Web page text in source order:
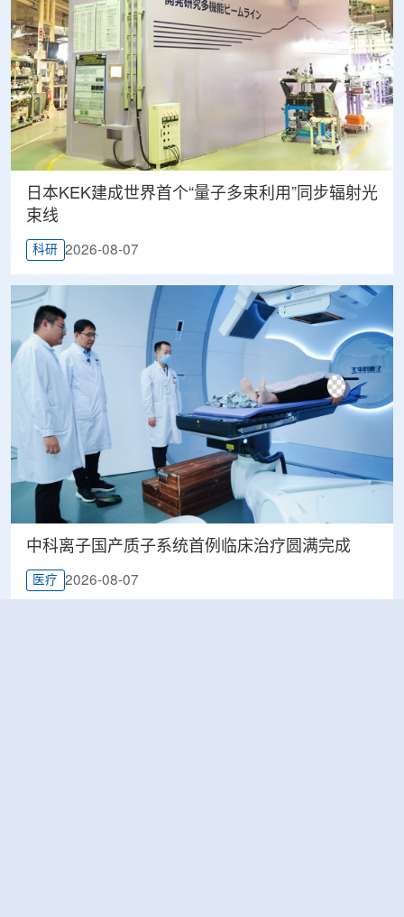
日本KEK建成世界首个“量子多束利用”同步辐射光
束线
科研 2026-08-07
中科离子国产质子系统首例临床治疗圆满完成
医疗 2026-08-07